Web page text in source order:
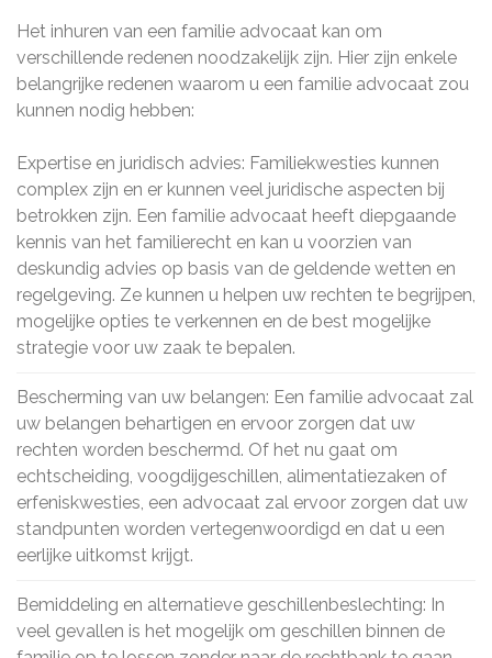
Het inhuren van een familie advocaat kan om
verschillende redenen noodzakelijk zijn. Hier zijn enkele
belangrijke redenen waarom u een familie advocaat zou
kunnen nodig hebben:
Expertise en juridisch advies: Familiekwesties kunnen
complex zijn en er kunnen veel juridische aspecten bij
betrokken zijn. Een familie advocaat heeft diepgaande
kennis van het familierecht en kan u voorzien van
deskundig advies op basis van de geldende wetten en
regelgeving. Ze kunnen u helpen uw rechten te begrijpen,
mogelijke opties te verkennen en de best mogelijke
strategie voor uw zaak te bepalen.
Bescherming van uw belangen: Een familie advocaat zal
uw belangen behartigen en ervoor zorgen dat uw
rechten worden beschermd. Of het nu gaat om
echtscheiding, voogdijgeschillen, alimentatiezaken of
erfeniskwesties, een advocaat zal ervoor zorgen dat uw
standpunten worden vertegenwoordigd en dat u een
eerlijke uitkomst krijgt.
Bemiddeling en alternatieve geschillenbeslechting: In
veel gevallen is het mogelijk om geschillen binnen de